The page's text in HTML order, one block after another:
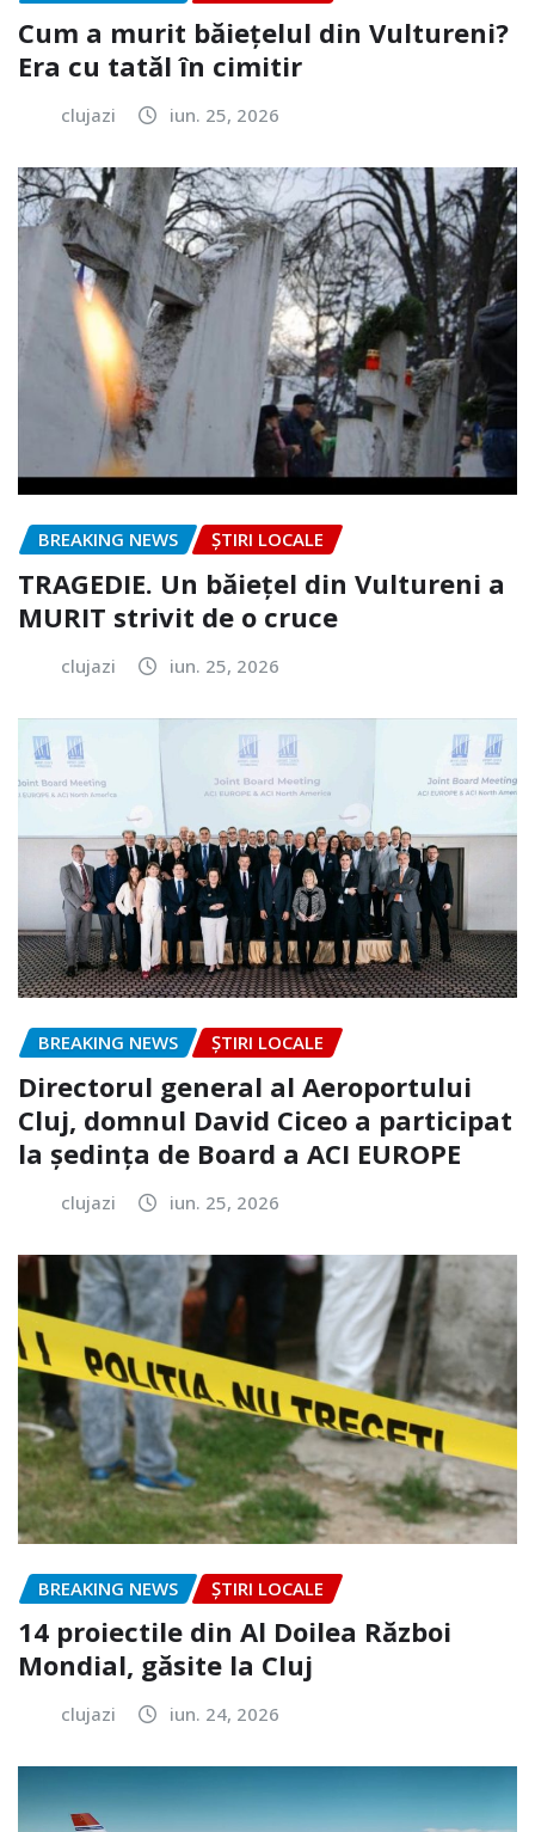
Cum a murit băiețelul din Vultureni?
Era cu tatăl în cimitir
clujazi iun. 25, 2026
BREAKING NEWS ȘTIRI LOCALE
TRAGEDIE. Un băiețel din Vultureni a
MURIT strivit de o cruce
clujazi iun. 25, 2026
BREAKING NEWS ȘTIRI LOCALE
Directorul general al Aeroportului
Cluj, domnul David Ciceo a participat
la ședința de Board a ACI EUROPE
clujazi iun. 25, 2026
BREAKING NEWS ȘTIRI LOCALE
14 proiectile din Al Doilea Război
Mondial, găsite la Cluj
clujazi iun. 24, 2026